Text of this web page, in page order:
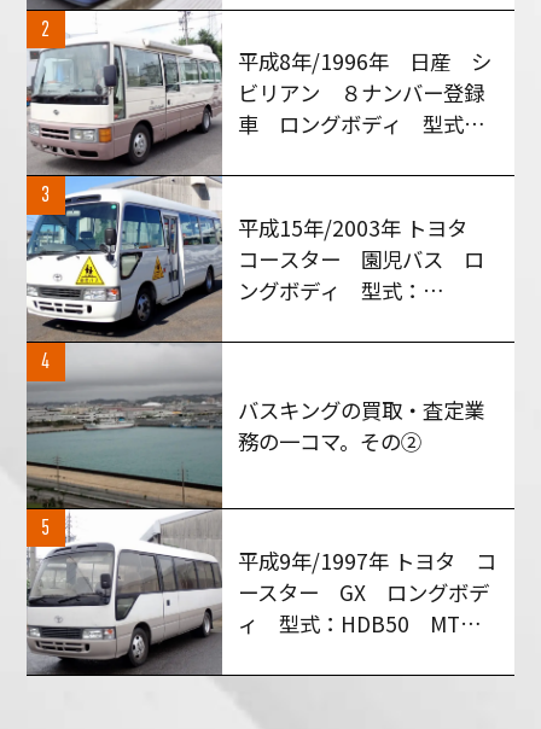
きました！
2
平成8年/1996年 日産 シ
ビリアン ８ナンバー登録
車 ロングボディ 型式：
取りさせて頂きました！
3
平成15年/2003年 トヨタ
コースター 園児バス ロ
ングボディ 型式：
せて頂きました！
4
バスキングの買取・査定業
務の一コマ。その②
5
平成9年/1997年 トヨタ コ
ースター GX ロングボデ
ィ 型式：HDB50 MT６
した！